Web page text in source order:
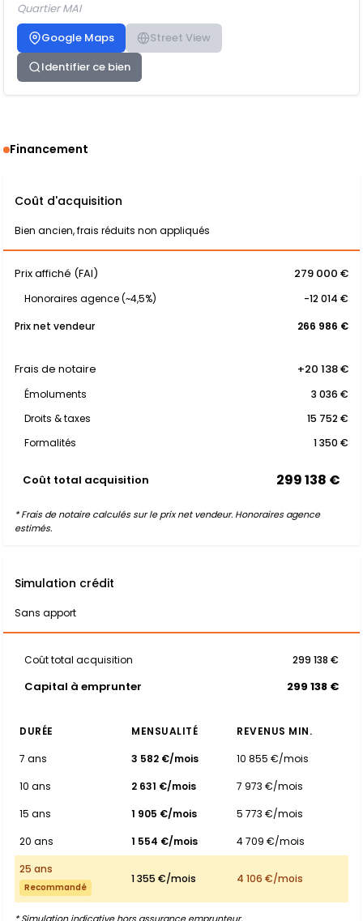
Quartier MAI
Google Maps
Street View
Identifier ce bien
Financement
Coût d'acquisition
Bien ancien, frais réduits non appliqués
Prix affiché (FAI) 279 000 €
Honoraires agence (~4,5%)
-12 014 €
Prix net vendeur
266 986 €
Frais de notaire +20 138 €
Émoluments
3 036 €
Droits & taxes
15 752 €
Formalités
1 350 €
Coût total acquisition 299 138 €
* Frais de notaire calculés sur le prix net vendeur. Honoraires agence
estimés.
Simulation crédit
Sans apport
Coût total acquisition 299 138 €
Capital à emprunter 299 138 €
DURÉE MENSUALITÉ
REVENUS MIN.
7 ans
3 582 €/mois
10 855 €/mois
10 ans
2 631 €/mois
7 973 €/mois
15 ans
1 905 €/mois
5 773 €/mois
20 ans
1 554 €/mois
4 709 €/mois
25 ans
Recommandé
1 355 €/mois 4 106 €/mois